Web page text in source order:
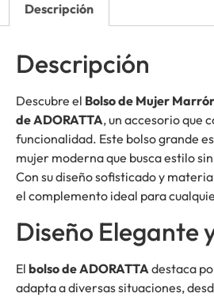
Descripción
Descripción
Descubre el Bolso de Mujer
de ADORATTA, un accesorio que
funcionalidad. Este bolso grande
mujer moderna que busca estilo
Con su diseño sofisticado y
el complemento ideal para
Diseño Elegante
El bolso de ADORATTAdestaca
adapta a diversas situaciones,